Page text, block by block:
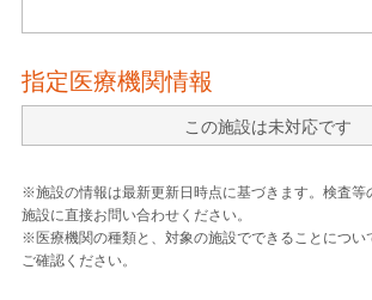
指定医療機関情報
この施設は未対応です
※施設の情報は最新更新日時点に基づきます。検査等
施設に直接お問い合わせください。
※医療機関の種類と、対象の施設でできることについ
ご確認ください。